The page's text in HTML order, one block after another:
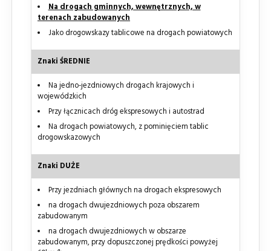
Na drogach gminnych, wewnętrznych, w
terenach zabudowanych
Jako drogowskazy tablicowe na drogach powiatowych
Znaki ŚREDNIE
Na jedno-jezdniowych drogach krajowych i
wojewódzkich
Przy łącznicach dróg ekspresowych i autostrad
Na drogach powiatowych, z pominięciem tablic
drogowskazowych
Znaki DUŻE
Przy jezdniach głównych na drogach ekspresowych
na drogach dwujezdniowych poza obszarem
zabudowanym
na drogach dwujezdniowych w obszarze
zabudowanym, przy dopuszczonej prędkości powyżej